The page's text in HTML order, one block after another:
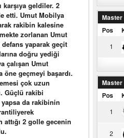
geldiler. 2
etti. Umut Mobilya
rakibin kalesine
zorlanan Umut
yaparak geçit
doğru yediği
çalışan Umut
geçmeyi başardı.
çok uzun
Güçlü rakibi
da rakibinin
attığı 2 golle gecenin
Master
Pos
1
Master
Pos
1
2